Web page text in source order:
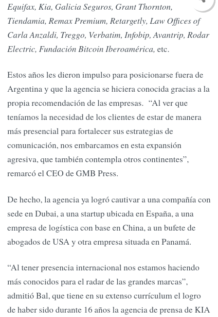
Equifax, Kia, Galicia Seguros, Grant Thornton,
Tiendamia, Remax Premium, Retargetly, Law Offices of
Carla Anzaldi, Treggo, Verbatim, Infobip, Avantrip, Rodar
Electric, Fundación Bitcoin Iberoamérica, etc.
Estos años les dieron impulso para posicionarse fuera de
Argentina y que la agencia se hiciera conocida gracias a la
propia recomendación de las empresas. “Al ver que
teníamos la necesidad de los clientes de estar de manera
más presencial para fortalecer sus estrategias de
comunicación, nos embarcamos en esta expansión
agresiva, que también contempla otros continentes”,
remarcó el CEO de GMB Press.
De hecho, la agencia ya logró cautivar a una compañía con
sede en Dubai, a una startup ubicada en España, a una
empresa de logística con base en China, a un bufete de
abogados de USA y otra empresa situada en Panamá.
“Al tener presencia internacional nos estamos haciendo
más conocidos para el radar de las grandes marcas”,
admitió Bal, que tiene en su extenso currículum el logro
de haber sido durante 16 años la agencia de prensa de KIA